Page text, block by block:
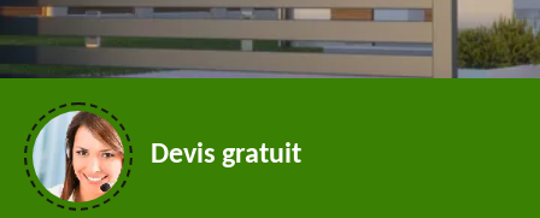
Devis gratuit